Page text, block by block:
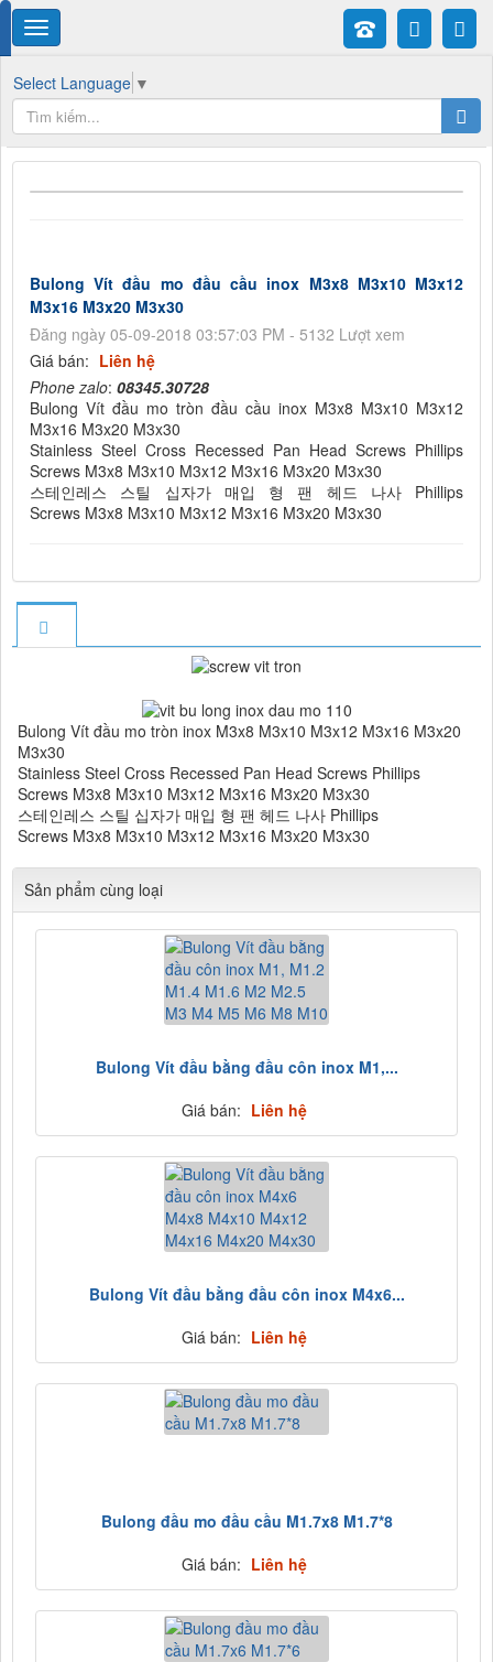
Select Language ▼
Bulong Vít đầu mo đầu cầu inox M3x8 M3x10 M3x12
M3x16 M3x20 M3x30
Đăng ngày 05-09-2018 03:57:03 PM - 5132 Lượt xem
Giá bán: Liên hệ
Phone zalo: 08345.30728
Bulong Vít đầu mo tròn đầu cầu inox M3x8 M3x10 M3x12
M3x16 M3x20 M3x30
Stainless Steel Cross Recessed Pan Head Screws Phillips
Screws M3x8 M3x10 M3x12 M3x16 M3x20 M3x30
스테인레스 스틸 십자가 매입 형 팬 헤드 나사 Phillips
Screws M3x8 M3x10 M3x12 M3x16 M3x20 M3x30
Bulong Vít đầu mo tròn inox M3x8 M3x10 M3x12 M3x16 M3x20
M3x30
Stainless Steel Cross Recessed Pan Head Screws Phillips
Screws M3x8 M3x10 M3x12 M3x16 M3x20 M3x30
​스테인레스 스틸 십자가 매입 형 팬 헤드 나사 Phillips
Screws M3x8 M3x10 M3x12 M3x16 M3x20 M3x30
Sản phẩm cùng loại
Bulong Vít đầu bằng đầu côn inox M1,...
Giá bán: Liên hệ
Bulong Vít đầu bằng đầu côn inox M4x6...
Giá bán: Liên hệ
Bulong đầu mo đầu cầu M1.7x8 M1.7*8
Giá bán: Liên hệ